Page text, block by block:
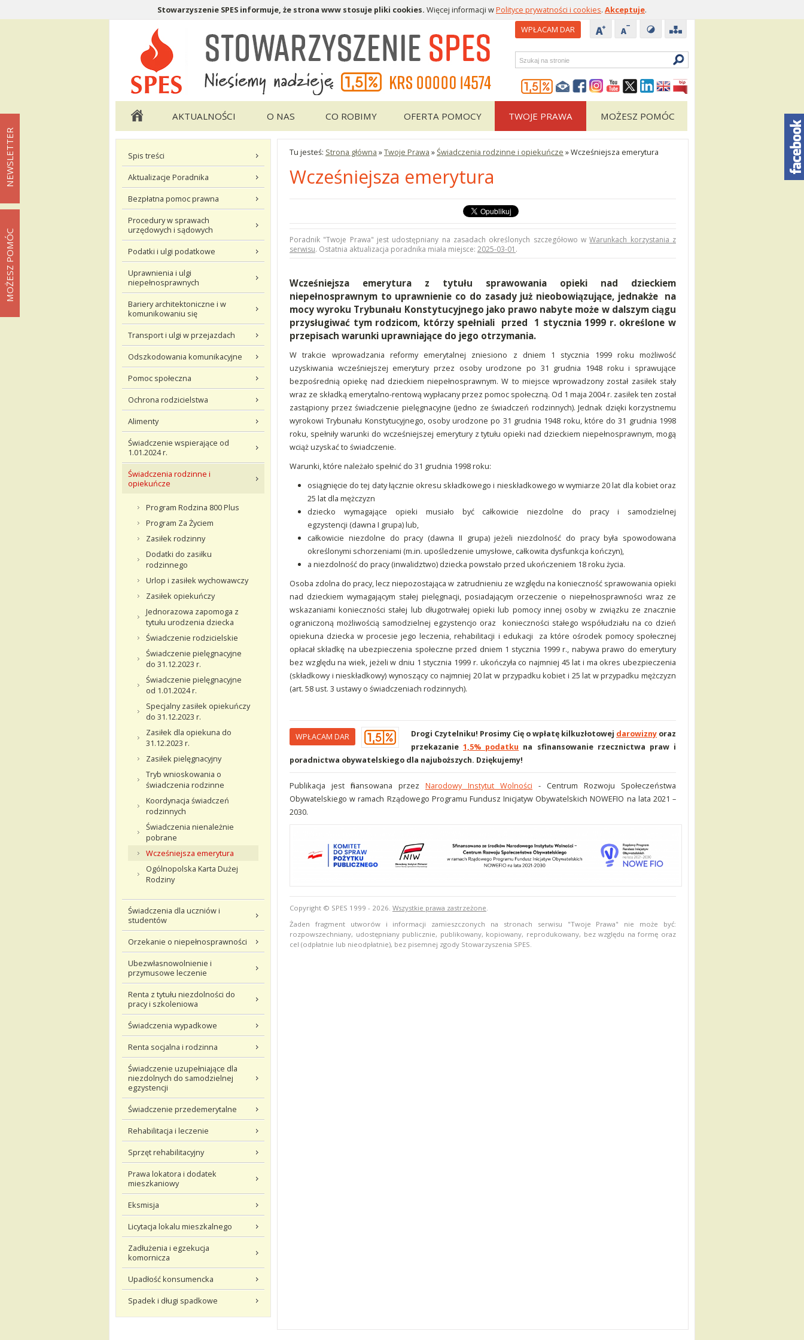
Stowarzyszenie SPES informuje, że strona www stosuje pliki cookies. Więcej informacji wPolityce prywatności i cookies. Akceptuje.
Menu pomocnicze
WPŁACAM DAR
Wyszukiwarka
Menu główne
AKTUALNOŚCI O NAS CO ROBIMY OFERTA POMOCY TWOJE PRAWA MOŻESZ POMÓC
Menu podstrony Twoje Prawa
Spis treści
Aktualizacje Poradnika
Bezpłatna pomoc prawna
Procedury w sprawach
urzędowych i sądowych
Podatki i ulgi podatkowe
Uprawnienia i ulgi
niepełnosprawnych
Bariery architektoniczne i w
komunikowaniu się
Transport i ulgi w przejazdach
Odszkodowania komunikacyjne
Pomoc społeczna
Ochrona rodzicielstwa
Alimenty
Świadczenie wspierające od
1.01.2024 r.
Świadczenia rodzinne i
opiekuńcze
Program Rodzina 800 Plus
Program Za Życiem
Zasiłek rodzinny
Dodatki do zasiłku
rodzinnego
Urlop i zasiłek wychowawczy
Zasiłek opiekuńczy
Jednorazowa zapomoga z
tytułu urodzenia dziecka
Świadczenie rodzicielskie
Świadczenie pielęgnacyjne
do 31.12.2023 r.
Świadczenie pielęgnacyjne
od 1.01.2024 r.
Specjalny zasiłek opiekuńczy
do 31.12.2023 r.
Zasiłek dla opiekuna do
31.12.2023 r.
Zasiłek pielęgnacyjny
Tryb wnioskowania o
świadczenia rodzinne
Koordynacja świadczeń
rodzinnych
Świadczenia nienależnie
pobrane
Wcześniejsza emerytura
Ogólnopolska Karta Dużej
Rodziny
Świadczenia dla uczniów i
studentów
Orzekanie o niepełnosprawności
Ubezwłasnowolnienie i
przymusowe leczenie
Renta z tytułu niezdolności do
pracy i szkoleniowa
Świadczenia wypadkowe
Renta socjalna i rodzinna
Świadczenie uzupełniające dla
niezdolnych do samodzielnej
egzystencji
Świadczenie przedemerytalne
Rehabilitacja i leczenie
Sprzęt rehabilitacyjny
Prawa lokatora i dodatek
mieszkaniowy
Eksmisja
Licytacja lokalu mieszkalnego
Zadłużenia i egzekucja
komornicza
Upadłość konsumencka
Spadek i długi spadkowe
Tu jesteś: Strona główna »Twoje Prawa »Świadczenia rodzinne i opiekuńcze »Wcześniejsza emerytura
Wcześniejsza emerytura
Wcześniejsza emerytura z tytułu sprawowania opieki nad dzieckiem
niepełnosprawnym to uprawnienie co do zasady już nieobowiązujące, jednakże na
mocy wyroku Trybunału Konstytucyjnego jako prawo nabyte może w dalszym ciągu
przysługiwać tym rodzicom, którzy spełniali przed 1 stycznia 1999 r. określone w
przepisach warunki uprawniające do jego otrzymania.
W trakcie wprowadzania reformy emerytalnej zniesiono z dniem 1 stycznia 1999 roku możliwość
uzyskiwania wcześniejszej emerytury przez osoby urodzone po 31 grudnia 1948 roku i sprawujące
bezpośrednią opiekę nad dzieckiem niepełnosprawnym. W to miejsce wprowadzony został zasiłek stały
wraz ze składką emerytalno-rentową wypłacany przez pomoc społeczną. Od 1 maja 2004 r. zasiłek ten został
zastąpiony przez świadczenie pielęgnacyjne (jedno ze świadczeń rodzinnych). Jednak dzięki korzystnemu
wyrokowi Trybunału Konstytucyjnego, osoby urodzone po 31 grudnia 1948 roku, które do 31 grudnia 1998
roku, spełniły warunki do wcześniejszej emerytury z tytułu opieki nad dzieckiem niepełnosprawnym, mogą
wciąż uzyskać to świadczenie.
Warunki, które należało spełnić do 31 grudnia 1998 roku:
osiągnięcie do tej daty łącznie okresu składkowego i nieskładkowego w wymiarze 20 lat dla kobiet oraz
25 lat dla mężczyzn
dziecko wymagające opieki musiało być całkowicie niezdolne do pracy i samodzielnej
egzystencji (dawna I grupa) lub,
całkowicie niezdolne do pracy (dawna II grupa) jeżeli niezdolność do pracy była spowodowana
określonymi schorzeniami (m.in. upośledzenie umysłowe, całkowita dysfunkcja kończyn),
a niezdolność do pracy (inwalidztwo) dziecka powstało przed ukończeniem 18 roku życia.
Osoba zdolna do pracy, lecz niepozostająca w zatrudnieniu ze względu na konieczność sprawowania opieki
nad dzieckiem wymagającym stałej pielęgnacji, posiadającym orzeczenie o niepełnosprawności wraz ze
wskazaniami konieczności stałej lub długotrwałej opieki lub pomocy innej osoby w związku ze znacznie
ograniczoną możliwością samodzielnej egzystencjo oraz konieczności stałego współudziału na co dzień
opiekuna dziecka w procesie jego leczenia, rehabilitacji i edukacji za które ośrodek pomocy społecznej
opłacał składkę na ubezpieczenia społeczne przed dniem 1 stycznia 1999 r., nabywa prawo do emerytury
bez względu na wiek, jeżeli w dniu 1 stycznia 1999 r. ukończyła co najmniej 45 lat i ma okres ubezpieczenia
(składkowy i nieskładkowy) wynoszący co najmniej 20 lat w przypadku kobiet i 25 lat w przypadku mężczyzn
(art. 58 ust. 3 ustawy o świadczeniach rodzinnych).
WPŁACAM DAR Drogi Czytelniku! Prosimy Cię o wpłatę kilkuzłotowej darowizny oraz
przekazanie1,5% podatku na sfinansowanie rzecznictwa praw i
poradnictwa obywatelskiego dla najuboższych. Dziękujemy!
Publikacja jest finansowana przez Narodowy Instytut Wolności - Centrum Rozwoju Społeczeństwa
Obywatelskiego w ramach Rządowego Programu Fundusz Inicjatyw Obywatelskich NOWEFIO na lata 2021 –
2030.
Copyright © SPES 1999 - 2026. Wszystkie prawa zastrzeżone
Żaden fragment utworów i informacji zamieszczonych na stronach serwisu "Twoje Prawa" nie może być:
rozpowszechniany, udostępniany publicznie, publikowany, kopiowany, reprodukowany, bez względu na formę oraz
cel (odpłatnie lub nieodpłatnie), bez pisemnej zgody Stowarzyszenia SPES.
Poradnik "Twoje Prawa" jest udostępniany na zasadach określonych szczegółowo wWarunkach korzystania z
serwisu. Ostatnia aktualizacja poradnika miała miejsce: 2025-03-01 .
NEWSLETTER
MOŻESZ POMÓC